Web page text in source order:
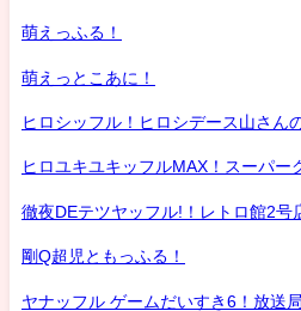
萌えっふる！
萌えっとこあに！
ヒロシッフル！ヒロシデース山さん
ヒロユキユキッフルMAX！スーパー
徹夜DEテツヤッフル!！レトロ館2号
剛Q超児ともっふる！
ヤナッフル ゲームだいすき6！放送局